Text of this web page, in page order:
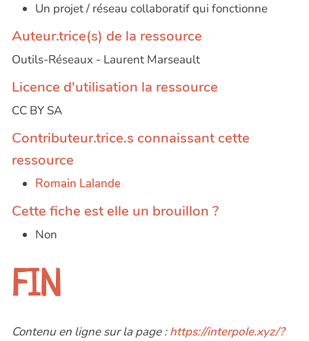
Un projet / réseau collaboratif qui fonctionne
Auteur.trice(s) de la ressource
Outils-Réseaux - Laurent Marseault
Licence d'utilisation la ressource
CC BY SA
Contributeur.trice.s connaissant cette
ressource
Romain Lalande
Cette fiche est elle un brouillon ?
Non
FIN
Contenu en ligne sur la page :https://interpole.xyz/?